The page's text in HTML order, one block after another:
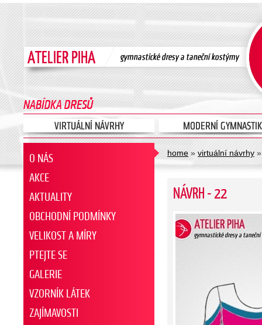
O NÁS
AKCE
AKTUALITY
OBCHODNÍ PODMÍNKY
VELIKOST A MÍRY
PTEJTE SE
GALERIE
VZORNÍK LÁTEK
ZAJÍMAVOSTI
home»virtuální návrhy»
NÁVRH - 22